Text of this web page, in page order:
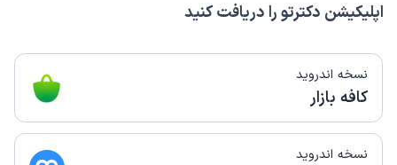
اپلیکیشن دکترتو را دریافت کنید
نسخه اندروید
کافه بازار
نسخه اندروید